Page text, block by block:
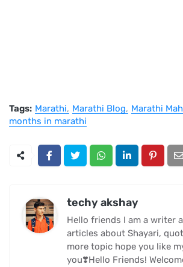
Tags: Marathi Marathi Blog
Marathi
months in marathi
techy akshay
Hello friends I am a writer
articles about Shayari,
more topic hope you like
you❣️Hello Friends!